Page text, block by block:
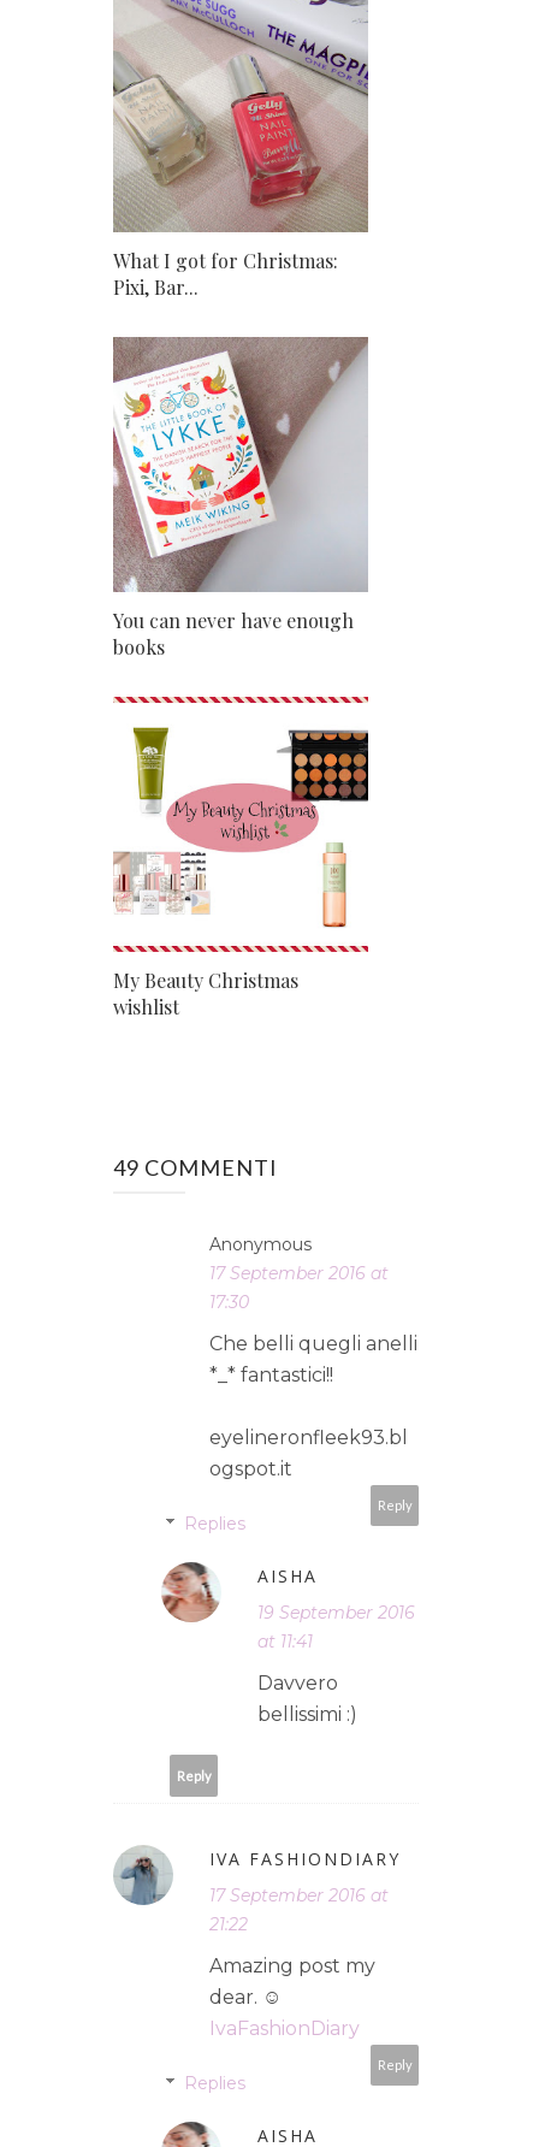
What I got for Christmas:
Pixi, Bar...
You can never have enough
books
My Beauty Christmas
wishlist
49 COMMENTI
Anonymous
17 September 2016 at
17:30
Che belli quegli anelli
*_* fantastici!!
eyelineronfleek93.bl
ogspot.it
Reply
Replies
AISHA
19 September 2016
at 11:41
Davvero
bellissimi :)
Reply
IVA FASHIONDIARY
17 September 2016 at
21:22
Amazing post my
dear. ☺
IvaFashionDiary
Reply
Replies
AISHA